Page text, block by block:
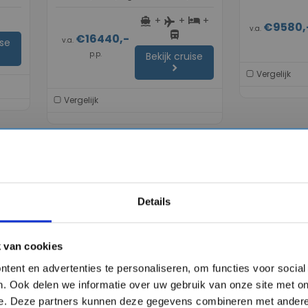
Details
van cookies
en advertenties te personaliseren, om functies voor
Ook delen we informatie over uw gebruik van onze site met
Deze partners kunnen deze gegevens combineren met
v.a.€16440,-
p.p.
directions_boat + flight + hotel +
directions_bus
Bekijk cruise
chevron_right
Vergelijk
v.a.
Vergelijk
11 daagse Noorse Fjorden
14 daagse